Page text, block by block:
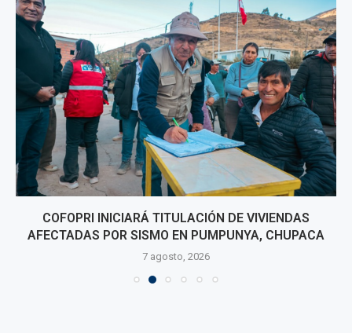
COFOPRI INICIARÁ TITULACIÓN DE VIVIENDAS
AFECTADAS POR SISMO EN PUMPUNYA, CHUPACA
7 agosto, 2026